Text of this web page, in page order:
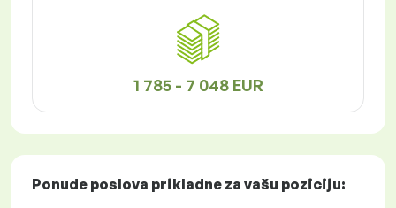
1 785 - 7 048 EUR
Ponude poslova prikladne za vašu poziciju: